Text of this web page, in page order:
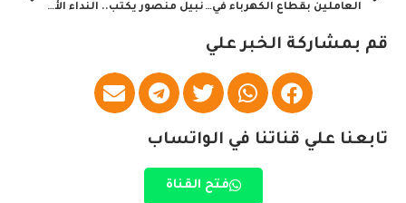
العاملين بقطاع الكهرباء في السودان.. إشادة نبيل منصور يكتب.. النداء الأخير _ لحظة الحقيقة
قم بمشاركة الخبر علي
تابعنا علي قناتنا في الواتساب
فتح القناة